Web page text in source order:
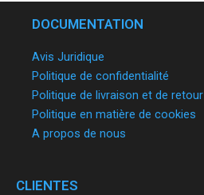
DOCUMENTATION
Avis Juridique
Politique de confidentialité
Politique de livraison et de retour
Politique en matière de cookies
A propos de nous
CLIENTES